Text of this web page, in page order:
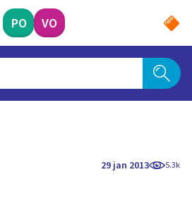
PO VO
29 jan 2013 5.3k